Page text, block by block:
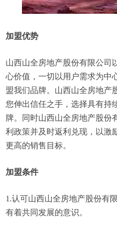
加盟优势
山西山全房地产股份有限公司
心价值，一切以用户需求为中
盟我们品牌。山西山全房地产
您伸出信任之手，选择具有持
牌。同时山西山全房地产股份
利政策并及时返利兑现，以激
更高的销售目标。
加盟条件
1.认可山西山全房地产股份有
有着共同发展的意识。